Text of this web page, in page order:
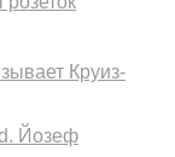
Круиз-
Йозеф